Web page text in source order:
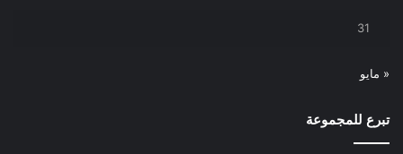
31
« مايو
تبرع للمجموعة